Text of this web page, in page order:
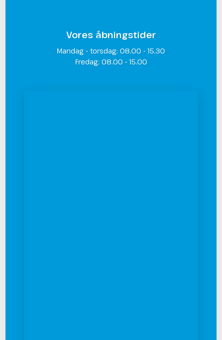
Vores åbningstider
Mandag - torsdag: 08.00 - 15.30
​Fredag: 08.00 - 15.00